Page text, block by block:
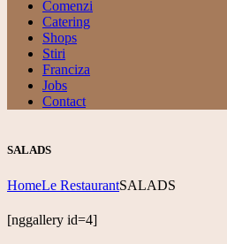
Comenzi
Catering
Shops
Stiri
Franciza
Jobs
Contact
SALADS
HomeLe RestaurantSALADS
[nggallery id=4]